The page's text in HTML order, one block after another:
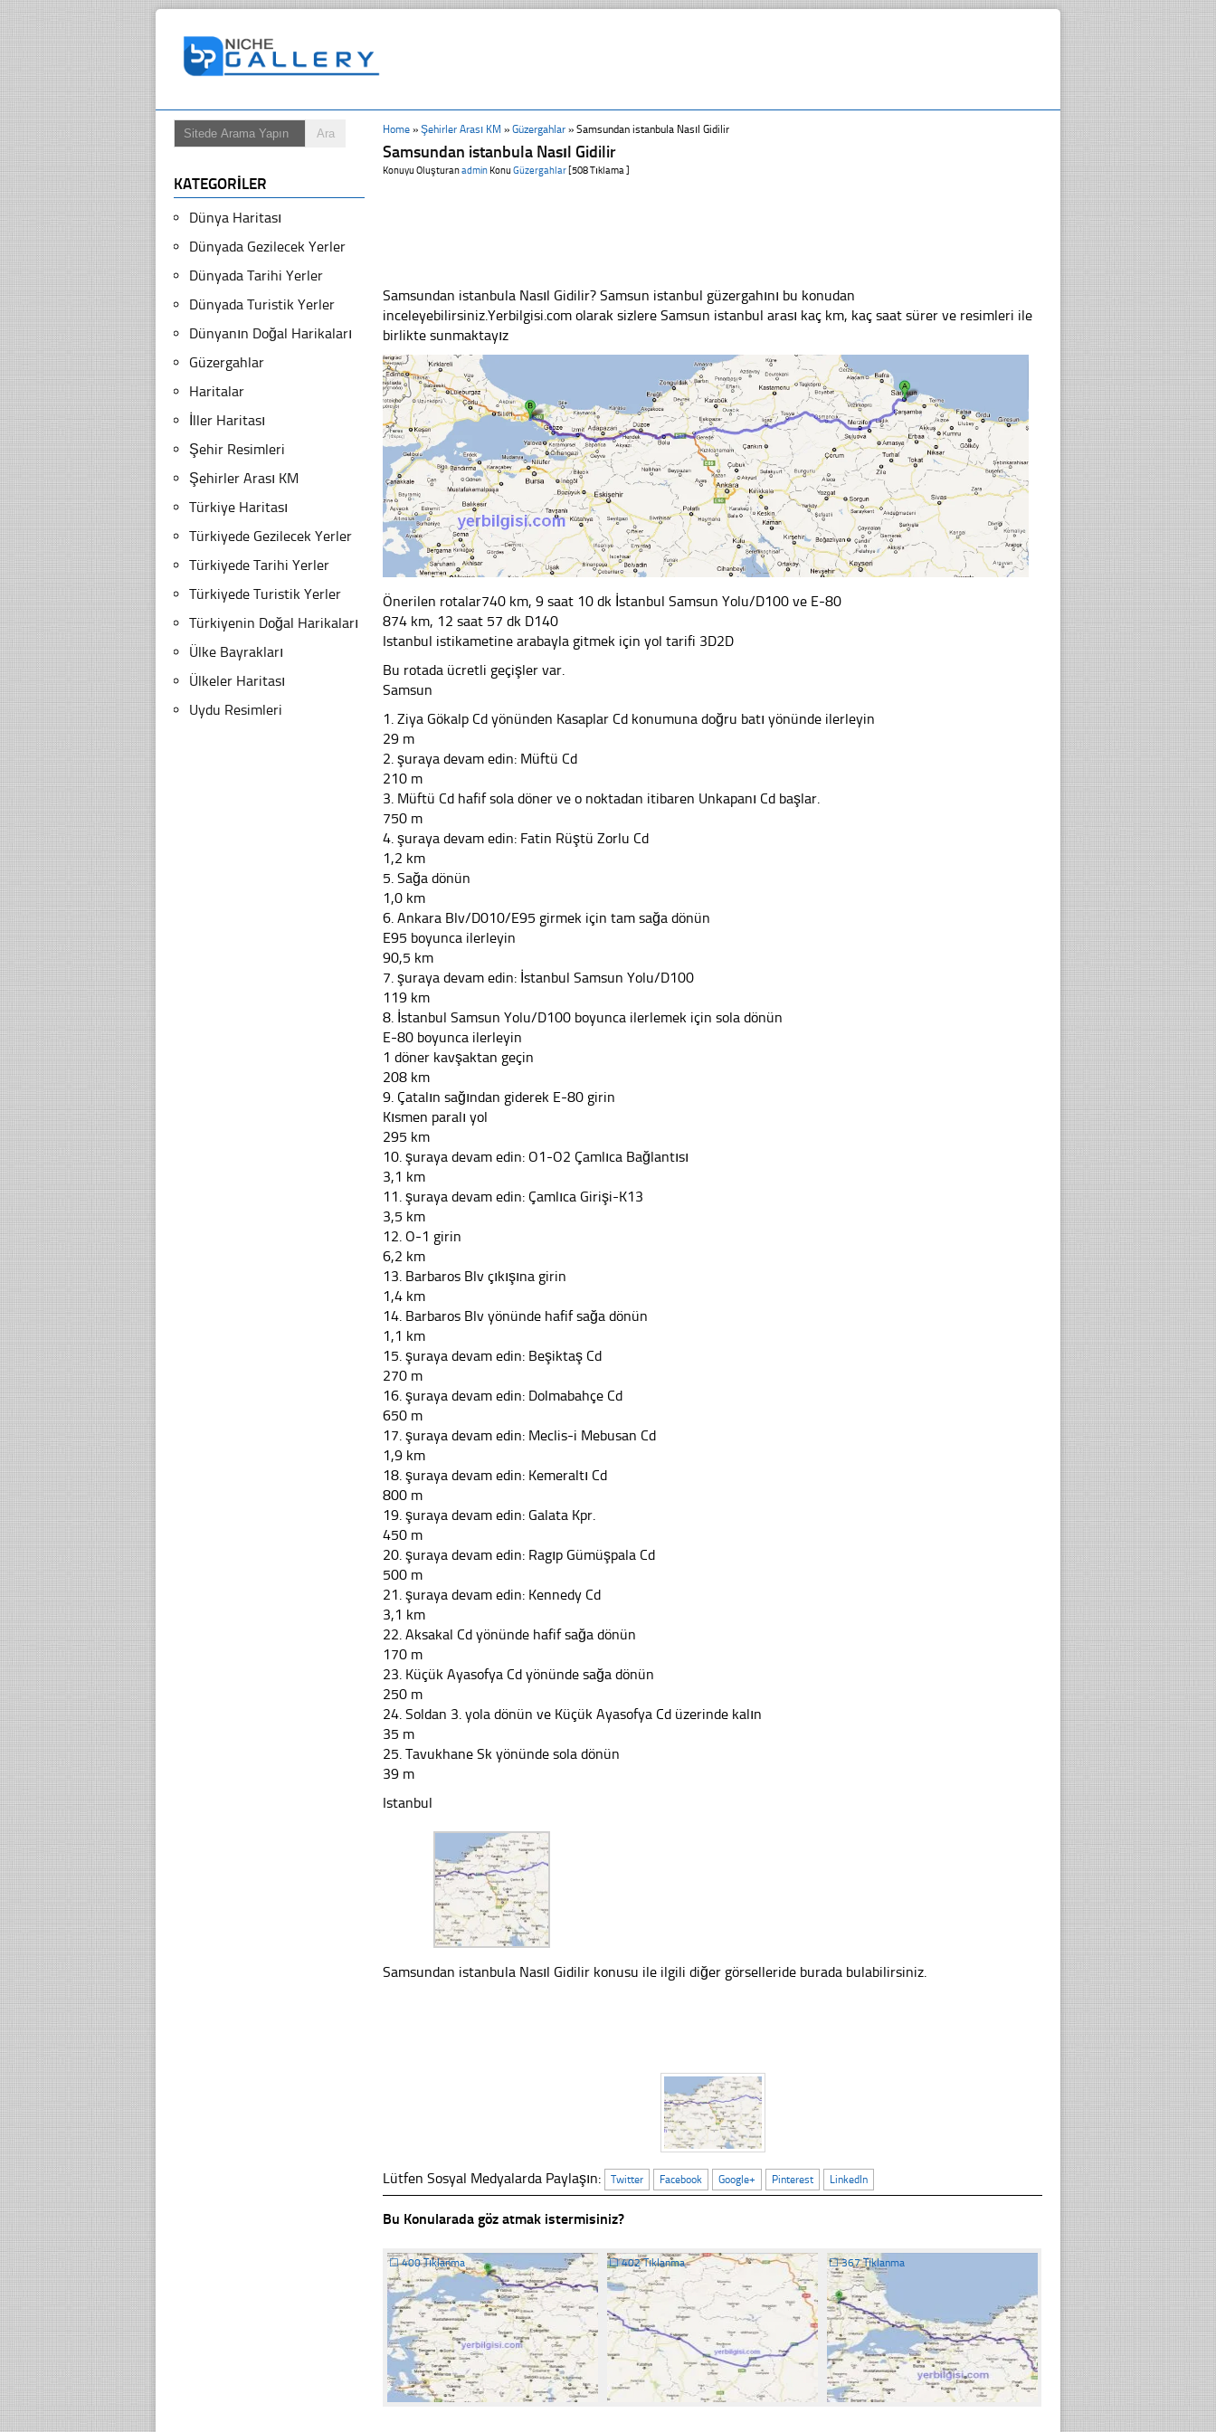
Home »Şehirler Arası KM »Güzergahlar »Samsundan istanbula Nasıl Gidilir
Samsundan istanbula Nasıl Gidilir
Konuyu Oluşturanadmin KonuGüzergahlar [508 Tıklama ]
Samsundan istanbula Nasıl Gidilir? Samsun istanbul güzergahını bu konudan
inceleyebilirsiniz.Yerbilgisi.com olarak sizlere Samsun istanbul arası kaç km, kaç saat sürer ve resimleri ile
birlikte sunmaktayız
Önerilen rotalar740 km, 9 saat 10 dk İstanbul Samsun Yolu/D100 ve E-80
874 km, 12 saat 57 dk D140
Istanbul istikametine arabayla gitmek için yol tarifi 3D2D
Bu rotada ücretli geçişler var.
Samsun
1. Ziya Gökalp Cd yönünden Kasaplar Cd konumuna doğru batı yönünde ilerleyin
29 m
2. şuraya devam edin: Müftü Cd
210 m
3. Müftü Cd hafif sola döner ve o noktadan itibaren Unkapanı Cd başlar.
750 m
4. şuraya devam edin: Fatin Rüştü Zorlu Cd
1,2 km
5. Sağa dönün
1,0 km
6. Ankara Blv/D010/E95 girmek için tam sağa dönün
E95 boyunca ilerleyin
90,5 km
7. şuraya devam edin: İstanbul Samsun Yolu/D100
119 km
8. İstanbul Samsun Yolu/D100 boyunca ilerlemek için sola dönün
E-80 boyunca ilerleyin
1 döner kavşaktan geçin
208 km
9. Çatalın sağından giderek E-80 girin
Kısmen paralı yol
295 km
10. şuraya devam edin: O1-O2 Çamlıca Bağlantısı
3,1 km
11. şuraya devam edin: Çamlıca Girişi-K13
3,5 km
12. O-1 girin
6,2 km
13. Barbaros Blv çıkışına girin
1,4 km
14. Barbaros Blv yönünde hafif sağa dönün
1,1 km
15. şuraya devam edin: Beşiktaş Cd
270 m
16. şuraya devam edin: Dolmabahçe Cd
650 m
17. şuraya devam edin: Meclis-i Mebusan Cd
1,9 km
18. şuraya devam edin: Kemeraltı Cd
800 m
19. şuraya devam edin: Galata Kpr.
450 m
20. şuraya devam edin: Ragıp Gümüşpala Cd
500 m
21. şuraya devam edin: Kennedy Cd
3,1 km
22. Aksakal Cd yönünde hafif sağa dönün
170 m
23. Küçük Ayasofya Cd yönünde sağa dönün
250 m
24. Soldan 3. yola dönün ve Küçük Ayasofya Cd üzerinde kalın
35 m
25. Tavukhane Sk yönünde sola dönün
39 m
Istanbul
Samsundan istanbula Nasıl Gidilir konusu ile ilgili diğer görselleride burada bulabilirsiniz.
Lütfen Sosyal Medyalarda Paylaşın: Twitter Facebook Google+ Pinterest LinkedIn
Bu Konularada göz atmak istermisiniz?
☐400 Tıklanma ☐402 Tıklanma ☐367 Tıklanma
KATEGORILER
Dünya Haritası
Dünyada Gezilecek Yerler
Dünyada Tarihi Yerler
Dünyada Turistik Yerler
Dünyanın Doğal Harikaları
Güzergahlar
Haritalar
İller Haritası
Şehir Resimleri
Şehirler Arası KM
Türkiye Haritası
Türkiyede Gezilecek Yerler
Türkiyede Tarihi Yerler
Türkiyede Turistik Yerler
Türkiyenin Doğal Harikaları
Ülke Bayrakları
Ülkeler Haritası
Uydu Resimleri